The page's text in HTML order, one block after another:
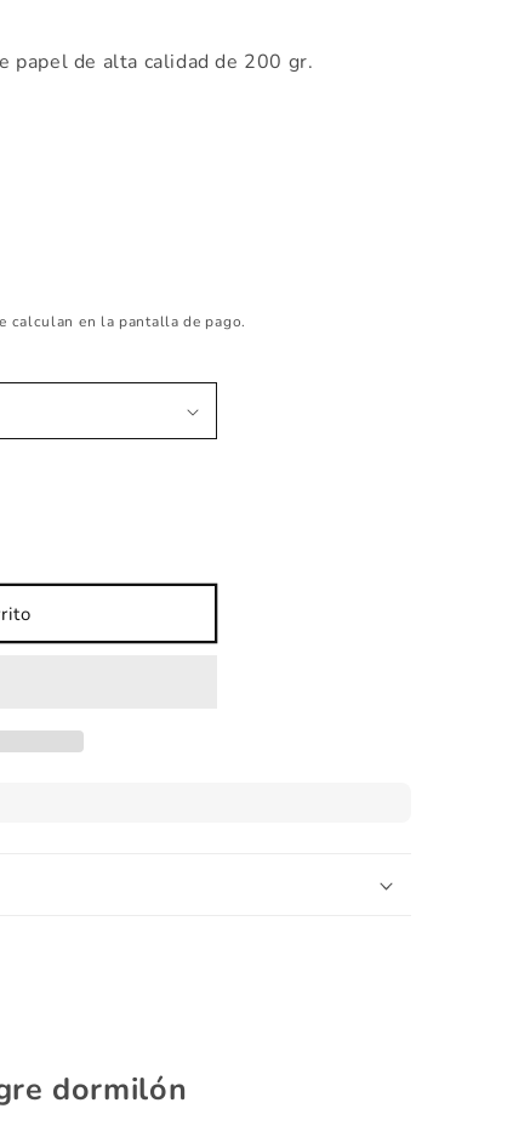
papel de alta calidad de 200 gr.
calculan en la pantalla de pago.
dormilón